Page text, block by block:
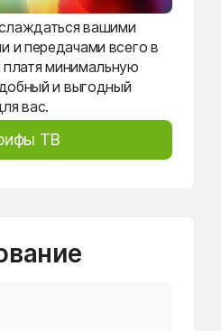
вашими
передачами всего в
минимальную
и выгодный
вас.
ТВ